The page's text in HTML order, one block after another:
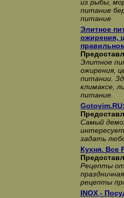
из рыбы,
питание
питание
Элитное
ожирения,
Элитное
ожирения,
питании.
климаксе,
питание.
Самый
задать
Кухня. Все
Рецепты от
рецепты
INOX -